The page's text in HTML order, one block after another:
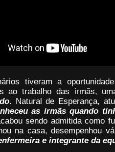
tiveram a
ao trabalho das irmãs,
. Natural de Esperança,
as irmãs quando
sendo admitida como
na casa, desempenhou
e integrante da